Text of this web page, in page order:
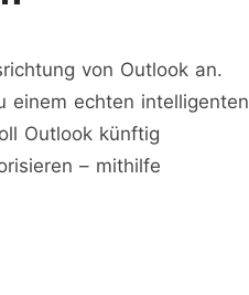
von Outlook an.
einem echten intelligenten
Outlook künftig
– mithilfe